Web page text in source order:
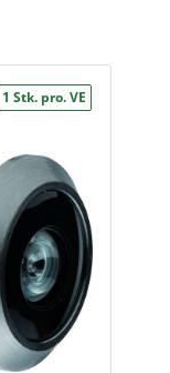
1 Stk. pro. VE